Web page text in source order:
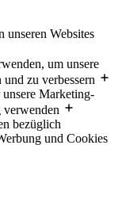
unseren Websites
um unsere
zu verbessern
Marketing-
bezüglich
und Cookies